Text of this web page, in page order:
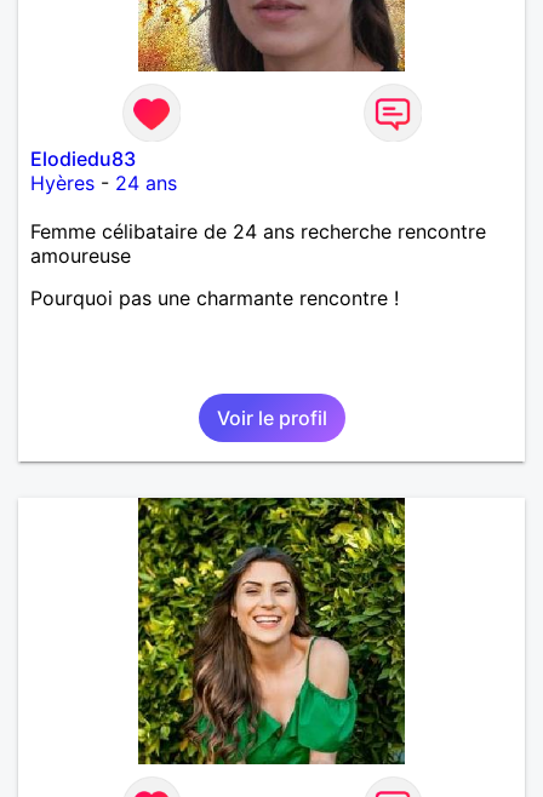
Elodiedu83
Hyères - 24 ans
Femme célibataire de 24 ans recherche rencontre
amoureuse
Pourquoi pas une charmante rencontre !
Voir le profil